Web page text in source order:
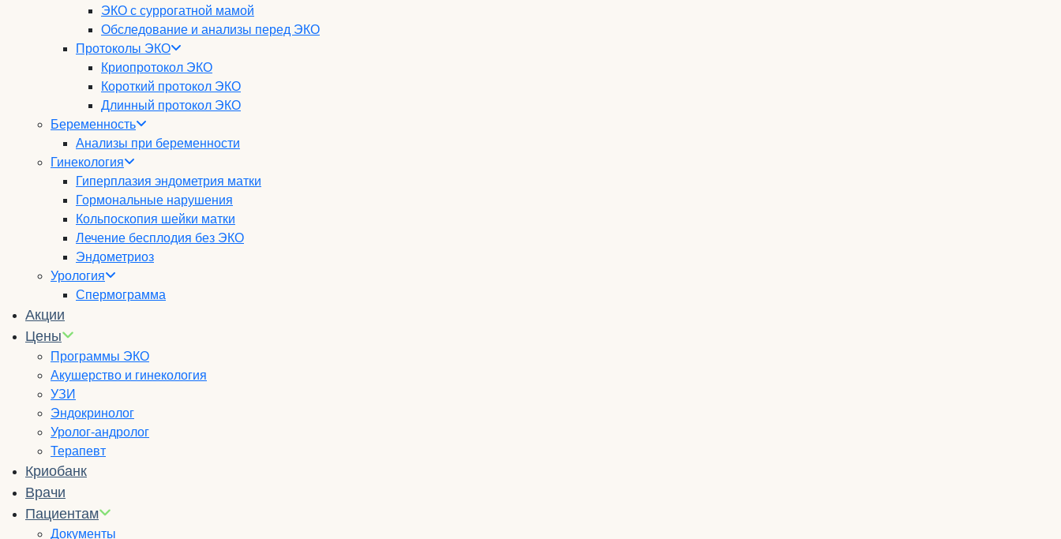
ЭКО с суррогатной мамой
Обследование и анализы перед ЭКО
Протоколы ЭКО
Криопротокол ЭКО
Короткий протокол ЭКО
Длинный протокол ЭКО
Беременность
Анализы при беременности
Гинекология
Гиперплазия эндометрия матки
Гормональные нарушения
Кольпоскопия шейки матки
Лечение бесплодия без ЭКО
Эндометриоз
Урология
Спермограмма
Акции
Цены
Программы ЭКО
Акушерство и гинекология
УЗИ
Эндокринолог
Уролог-андролог
Терапевт
Криобанк
Врачи
Пациентам
Документы